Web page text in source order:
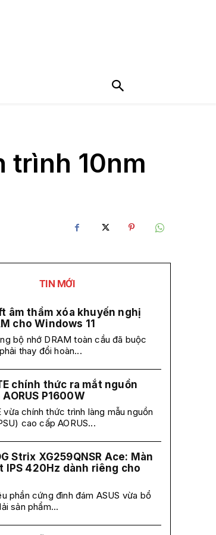
trình 10nm
TIN MỚI
âm thầm xóa khuyến nghị
cho Windows 11
bộ nhớ DRAM toàn cầu đã buộc
thay đổi hoàn...
chính thức ra mắt nguồn
P1600W
vừa chính thức trình làng mẫu nguồn
cao cấp AORUS...
Strix XG259QNSR Ace: Màn
IPS 420Hz dành riêng cho
phần cứng đình đám ASUS vừa bổ
sản phẩm...